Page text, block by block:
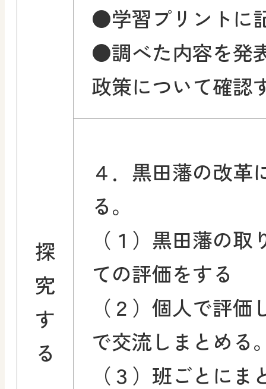
探
究
す
る
●学習プリントに
●調べた内容を発
政策について確認
４．黒田藩の改革
る。
（１）黒田藩の
ての評価をする
（２）個人で評
で交流しまとめる
（３）班ごとに